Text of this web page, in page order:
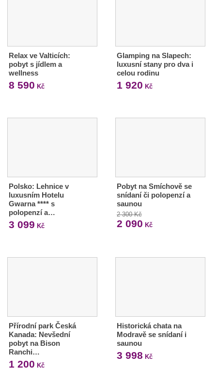
Relax ve Valticích:
pobyt s jídlem a
wellness
8 590 Kč
Glamping na Slapech:
luxusní stany pro dva i
celou rodinu
1 920 Kč
Polsko: Lehnice v
luxusním Hotelu
Gwarna **** s
polopenzí a…
3 099 Kč
Pobyt na Smíchově se
snídaní či polopenzí a
saunou
2 300 Kč
2 090 Kč
Přírodní park Česká
Kanada: Nevšední
pobyt na Bison
Ranchi…
1 200 Kč
Historická chata na
Modravě se snídaní i
saunou
3 998 Kč